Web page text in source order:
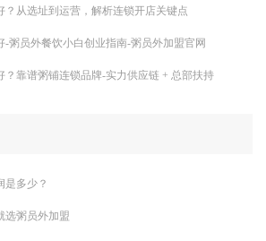
？从选址到运营，解析连锁开店关键点
-粥员外餐饮小白创业指南-粥员外加盟官网
？靠谱粥铺连锁品牌-实力供应链 + 总部扶持
是多少？
选粥员外加盟